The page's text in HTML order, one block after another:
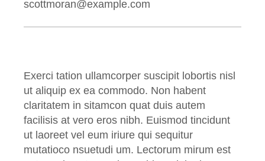
scottmoran@example.com
Exerci tation ullamcorper suscipit lobortis nisl
ut aliquip ex ea commodo. Non habent
claritatem in sitamcon quat duis autem
facilisis at vero eros nibh. Euismod tincidunt
ut laoreet vel eum iriure qui sequitur
mutatioco nsuetudi um. Lectorum mirum est